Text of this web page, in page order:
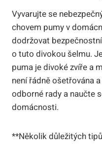
Vyvarujte se
chovem pumy v
dodržovat
o tuto divokou šelmu.
puma je divoké zvíře a
není řádně ošetřována
odborné rady a naučte
domácnosti.
**Několik důležitých